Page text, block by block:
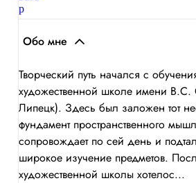
Обо мне
Творческий путь начался с
художественной школе имени В.С.
Липецк). Здесь был заложен тот
фундамент пространственного
сопровождает по сей день и
широкое изучение предметов.
художественной школы хотелос...